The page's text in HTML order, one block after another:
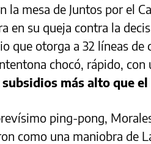
la mesa de Juntos por el
en su queja contra la
que otorga a 32 líneas
chocó, rápido, con
más alto que
ping-pong,
como una maniobra de